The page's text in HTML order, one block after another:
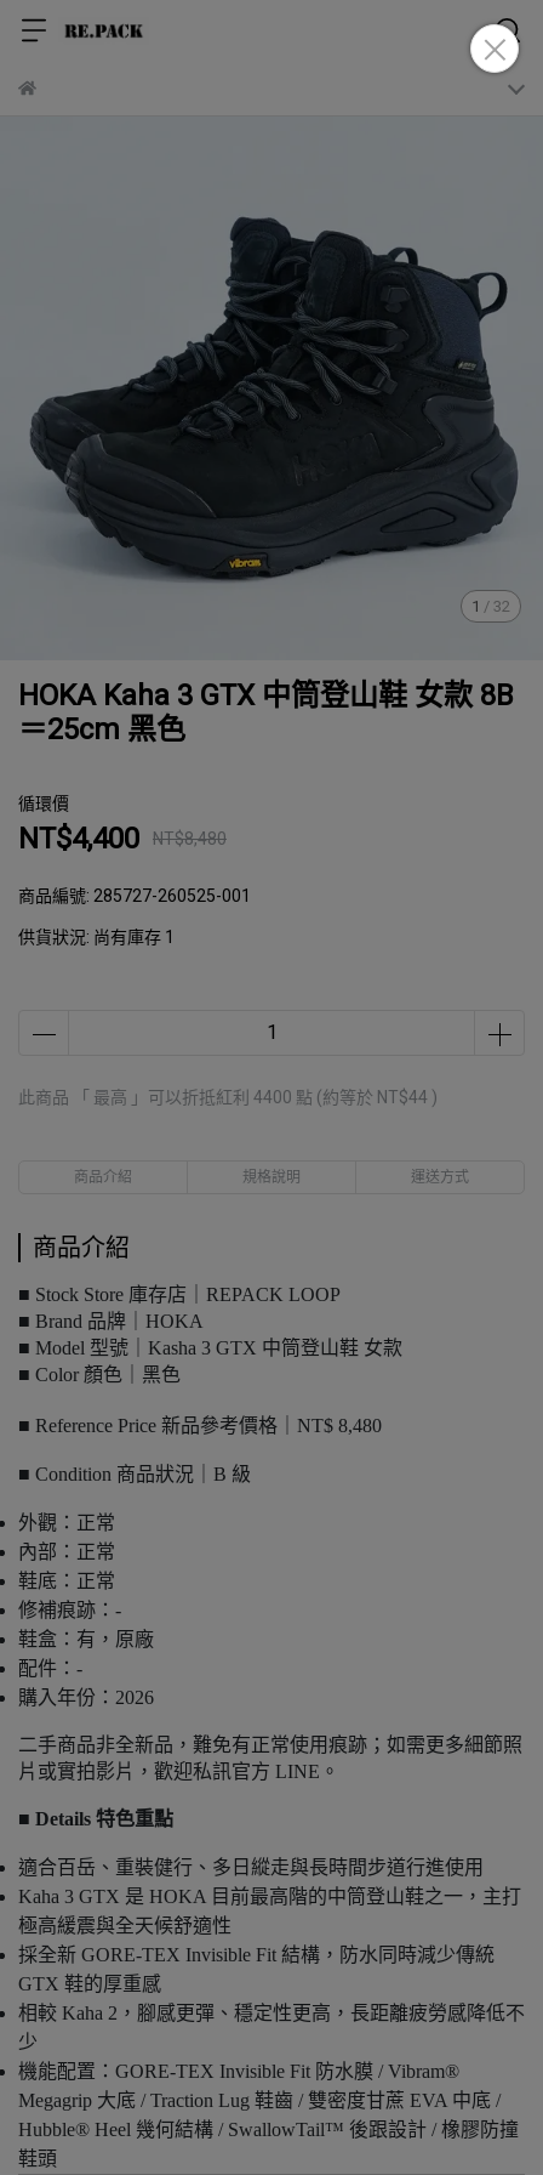
1 / 32
HOKA Kaha 3 GTX 中筒登山鞋 女款 8B
＝25cm 黑色
循環價
NT$4,400 NT$8,480
商品編號:285727-260525-001
供貨狀況: 尚有庫存 1
此商品 「 最高 」可以折抵紅利 4400 點 (約等於 NT$44 )
商品介紹 規格說明 運送方式
商品介紹
■ Stock Store 庫存店｜REPACK LOOP
■ Brand 品牌｜HOKA
■ Model 型號｜Kasha 3 GTX 中筒登山鞋 女款
■ Color 顏色｜黑色
■ Reference Price 新品參考價格｜NT$ 8,480
■ Condition 商品狀況｜B 級
外觀：正常
內部：正常
鞋底：正常
修補痕跡：-
鞋盒：有，原廠
配件：-
購入年份：2026
二手商品非全新品，難免有正常使用痕跡；如需更多細節照
片或實拍影片，歡迎私訊官方 LINE。
■ Details 特色重點
適合百岳、重裝健行、多日縱走與長時間步道行進使用
Kaha 3 GTX 是 HOKA 目前最高階的中筒登山鞋之一，主打
極高緩震與全天候舒適性
採全新 GORE-TEX Invisible Fit 結構，防水同時減少傳統
GTX 鞋的厚重感
相較 Kaha 2，腳感更彈、穩定性更高，長距離疲勞感降低不
少
機能配置：GORE-TEX Invisible Fit 防水膜 / Vibram®
Megagrip 大底 / Traction Lug 鞋齒 / 雙密度甘蔗 EVA 中底 /
Hubble® Heel 幾何結構 / SwallowTail™ 後跟設計 / 橡膠防撞
鞋頭